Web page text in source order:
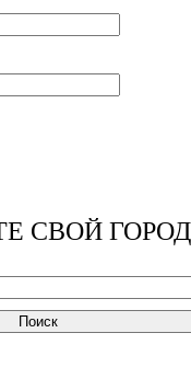
СВОЙ ГОРОД
Поиск